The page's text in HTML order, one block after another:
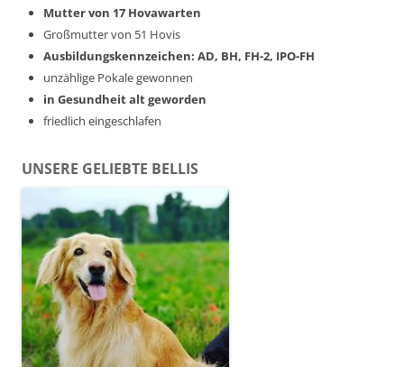
Mutter von 17 Hovawarten
Großmutter von 51 Hovis
Ausbildungskennzeichen: AD, BH, FH-2, IPO-FH
unzählige Pokale gewonnen
in Gesundheit alt geworden
friedlich eingeschlafen
UNSERE GELIEBTE BELLIS